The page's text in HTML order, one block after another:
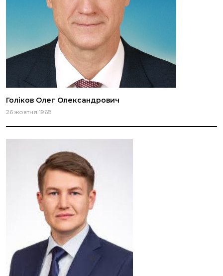
Голіков Олег Олександрович
26 жовтня 1968